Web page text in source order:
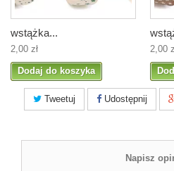
wstążka...
2,00 zł
Dodaj do koszyka
2,00
Tweetuj Udostępnij
Napisz